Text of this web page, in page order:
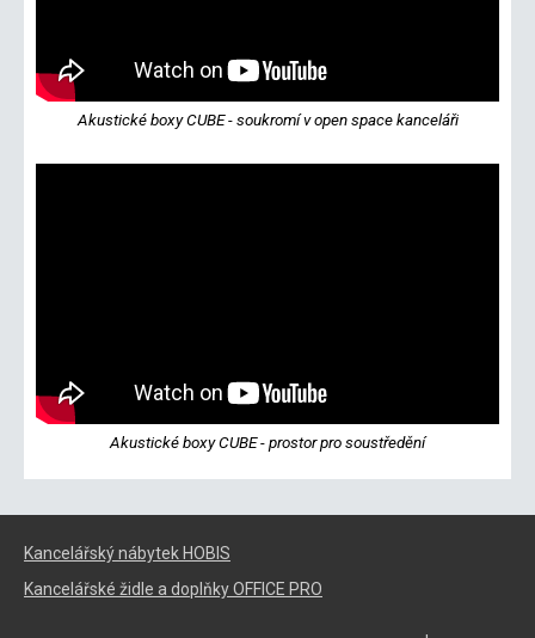
Akustické boxy CUBE - soukromí v open space kanceláři
Akustické boxy CUBE - prostor pro soustředění
Kancelářský nábytek HOBIS
Kancelářské židle a doplňky OFFICE PRO